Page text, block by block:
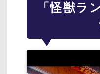
「怪獣ラ